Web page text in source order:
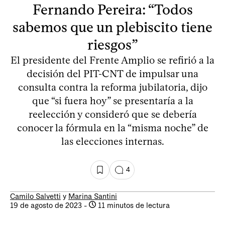
Fernando Pereira: “Todos
sabemos que un plebiscito tiene
riesgos”
El presidente del Frente Amplio se refirió a la
decisión del PIT-CNT de impulsar una
consulta contra la reforma jubilatoria, dijo
que “si fuera hoy” se presentaría a la
reelección y consideró que se debería
conocer la fórmula en la “misma noche” de
las elecciones internas.
4
Camilo Salvetti y Marina Santini
19 de agosto de 2023 - 11 minutos de lectura